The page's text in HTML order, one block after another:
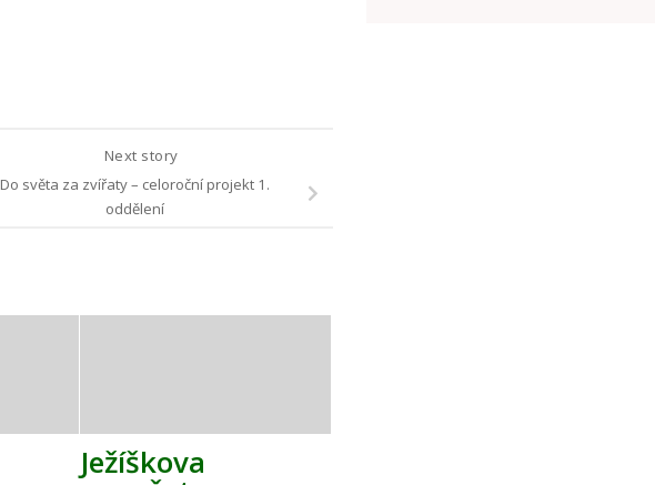
Next story
Do světa za zvířaty – celoroční projekt 1.
oddělení
Ježíškova